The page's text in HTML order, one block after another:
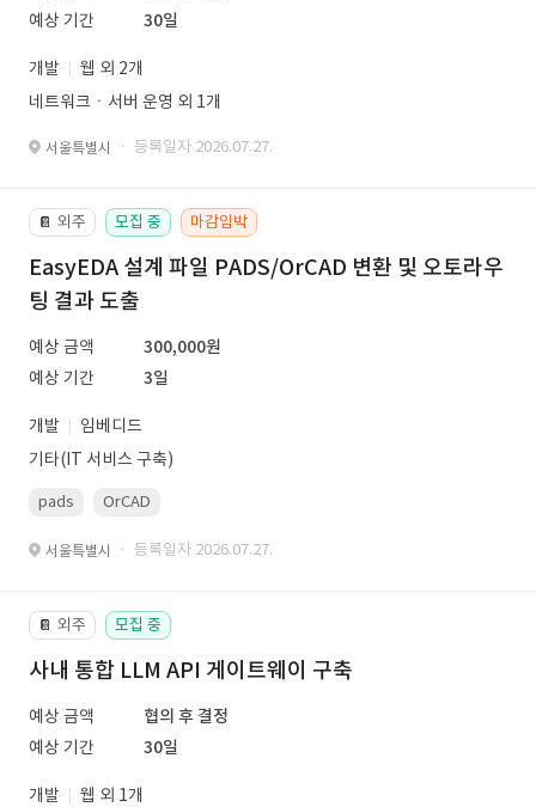
예상 기간
30일
개발
웹 외 2개
네트워크ㆍ서버 운영 외 1개
서울특별시 · 등록일자 2026.07.27.
📔 외주 모집 중 마감임박
EasyEDA 설계 파일 PADS/OrCAD 변환 및 오토라우
팅 결과 도출
예상 금액
300,000원
예상 기간
3일
개발
임베디드
기타(IT 서비스 구축)
pads OrCAD
서울특별시 · 등록일자 2026.07.27.
📔 외주 모집 중
사내 통합 LLM API 게이트웨이 구축
예상 금액
협의 후 결정
예상 기간
30일
개발
웹 외 1개